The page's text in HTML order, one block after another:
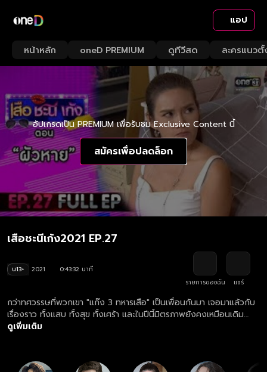
แอป
หน้าหลัก oneD PREMIUM ดูทีวีสด ละครแนวตั้
อัปเกรดเป็น PREMIUM เพื่อรับชม Exclusive Content นี้
สมัครเพื่อปลดล็อก
เสือชะนีเก้ง2021 EP.27
น13+ 2021
0:43:32 นาที
รายการของฉัน
แชร์
กว่าทศวรรษที่พวกเขา "แก๊ง 3 ทหารเสือ" เป็นเพื่อนกันมา เจอมาแล้วกับ
เรื่องราว ทั้งแสบ ทั้งสุข ทั้งเศร้า และในปีนี้มิตรภาพยังคงเหมือนเดิม
เพิ่มเติมคือความรักของชะนีเจ๊ออย, เก้งชีต้า และเสือตั้ม ความรักของ
ดูเพิ่มเติม